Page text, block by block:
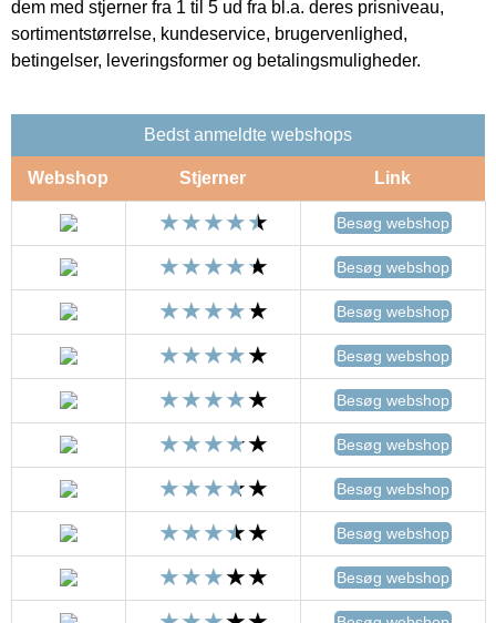
dem med stjerner fra 1 til 5 ud fra bl.a. deres prisniveau,
sortimentstørrelse, kundeservice, brugervenlighed,
betingelser, leveringsformer og betalingsmuligheder.
Bedst anmeldte webshops
Webshop Stjerner Link
Besøg webshop
Besøg webshop
Besøg webshop
Besøg webshop
Besøg webshop
Besøg webshop
Besøg webshop
Besøg webshop
Besøg webshop